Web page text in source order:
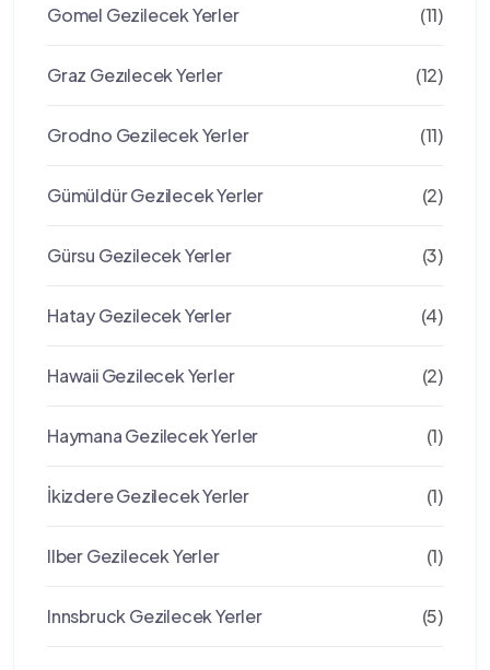
Gomel Gezilecek Yerler (11)
Graz Gezılecek Yerler (12)
Grodno Gezilecek Yerler (11)
Gümüldür Gezilecek Yerler (2)
Gürsu Gezilecek Yerler (3)
Hatay Gezilecek Yerler (4)
Hawaii Gezilecek Yerler (2)
Haymana Gezilecek Yerler (1)
İkizdere Gezilecek Yerler (1)
Ilber Gezilecek Yerler (1)
Innsbruck Gezilecek Yerler (5)